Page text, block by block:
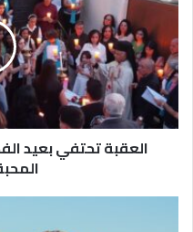
ع
ب
ة
ت
ح
ت
ع
العقبة تحتفي بعيد